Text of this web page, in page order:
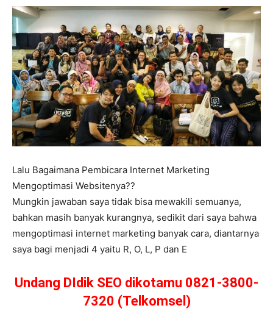
Lalu Bagaimana Pembicara Internet Marketing
Mengoptimasi Websitenya??
Mungkin jawaban saya tidak bisa mewakili semuanya,
bahkan masih banyak kurangnya, sedikit dari saya bahwa
mengoptimasi internet marketing banyak cara, diantarnya
saya bagi menjadi 4 yaitu R, O, L, P dan E
Undang DIdik SEO dikotamu 0821-3800-
7320 (Telkomsel)